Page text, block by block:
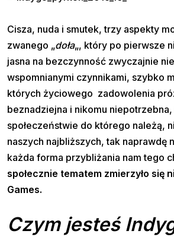
Cisza, nuda i smutek, trzy aspekty
zwanego „doła„, który po pierwsze
jasna na bezczynność zwyczajnie
wspomnianymi czynnikami, szybko
których życiowego zadowolenia
beznadziejna i nikomu
społeczeństwie do którego należą,
naszych najbliższych, tak naprawdę
każda forma przybliżania nam tego
społecznie tematem zmierzyło się
Games.
Czym jesteś